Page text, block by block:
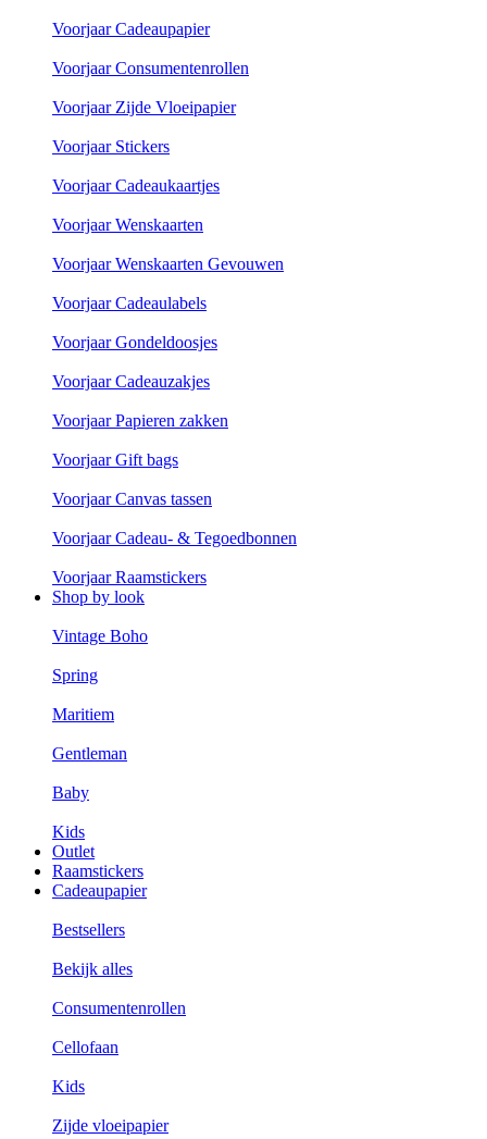
Voorjaar Cadeaupapier
Voorjaar Consumentenrollen
Voorjaar Zijde Vloeipapier
Voorjaar Stickers
Voorjaar Cadeaukaartjes
Voorjaar Wenskaarten
Voorjaar Wenskaarten Gevouwen
Voorjaar Cadeaulabels
Voorjaar Gondeldoosjes
Voorjaar Cadeauzakjes
Voorjaar Papieren zakken
Voorjaar Gift bags
Voorjaar Canvas tassen
Voorjaar Cadeau- & Tegoedbonnen
Voorjaar Raamstickers
Shop by look
Vintage Boho
Spring
Maritiem
Gentleman
Baby
Kids
Outlet
Raamstickers
Cadeaupapier
Bestsellers
Bekijk alles
Consumentenrollen
Cellofaan
Kids
Zijde vloeipapier